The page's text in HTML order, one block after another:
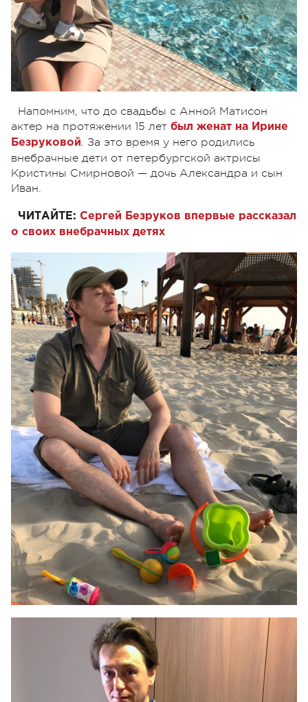
Напомним, что до свадьбы с Анной Матисон
актер на протяжении 15 лет был женат на Ирине
Безруковой. За это время у него родились
внебрачные дети от петербургской актрисы
Кристины Смирновой — дочь Александра и сын
Иван.
ЧИТАЙТЕ: Сергей Безруков впервые рассказал
о своих внебрачных детях